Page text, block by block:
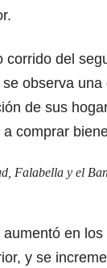
del
observa
de sus
comprar
Falabella y el
en
y se